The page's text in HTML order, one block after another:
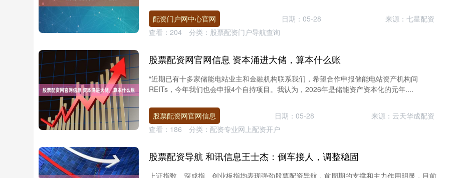
配资门户网中心官网 日期：05-28
来源：七星配资
查看： 204 分类： 股票配资门户导航查询
股票配资网官网信息 资本涌进大储，算本什么账
“近期已有十多家储能电站业主和金融机构联系我们，希望合作申报储能电站资产机构间
REITs，今年我们也会申报4个自持项目。我认为，2026年是储能资产资本化的元年....
股票配资网官网信息 日期：05-28
来源：云天华成配资
查看： 186 分类： 配资专业网上配资开户
股票配资导航 和讯信息王士杰：倒车接人，调整稳固
上证指数、深成指、创业板指均表现强劲股票配资导航，前周期的支撑和主力作用明显，目前